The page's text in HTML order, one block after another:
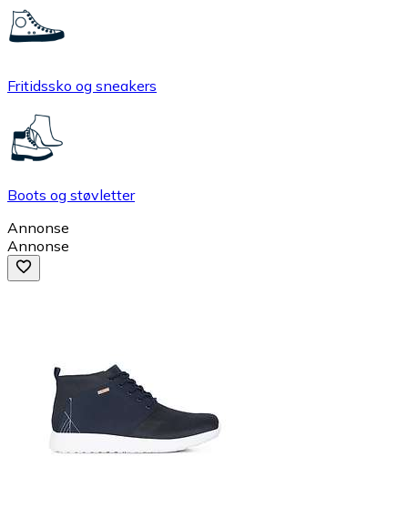
Fritidssko og sneakers
Boots og støvletter
Annonse
Annonse